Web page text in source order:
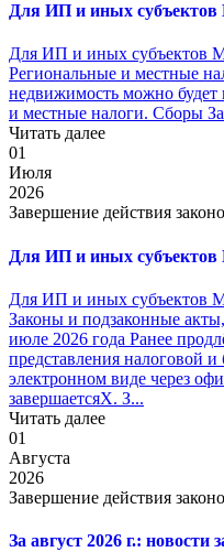
Для ИП и иных
Для ИП и иных субъектов
Региональные и местные
недвижимость можно
и местные налоги. Сборы
Читать далее
01
Июля
2026
Завершение действия
Для ИП и иных
Для ИП и иных субъектов
Законы и подзаконные
июле 2026 года Ранее
представления налоговой и
электронном виде через
завершаетсяX. З...
Читать далее
01
Августа
2026
Завершение действия
За август 2026 г.: новости